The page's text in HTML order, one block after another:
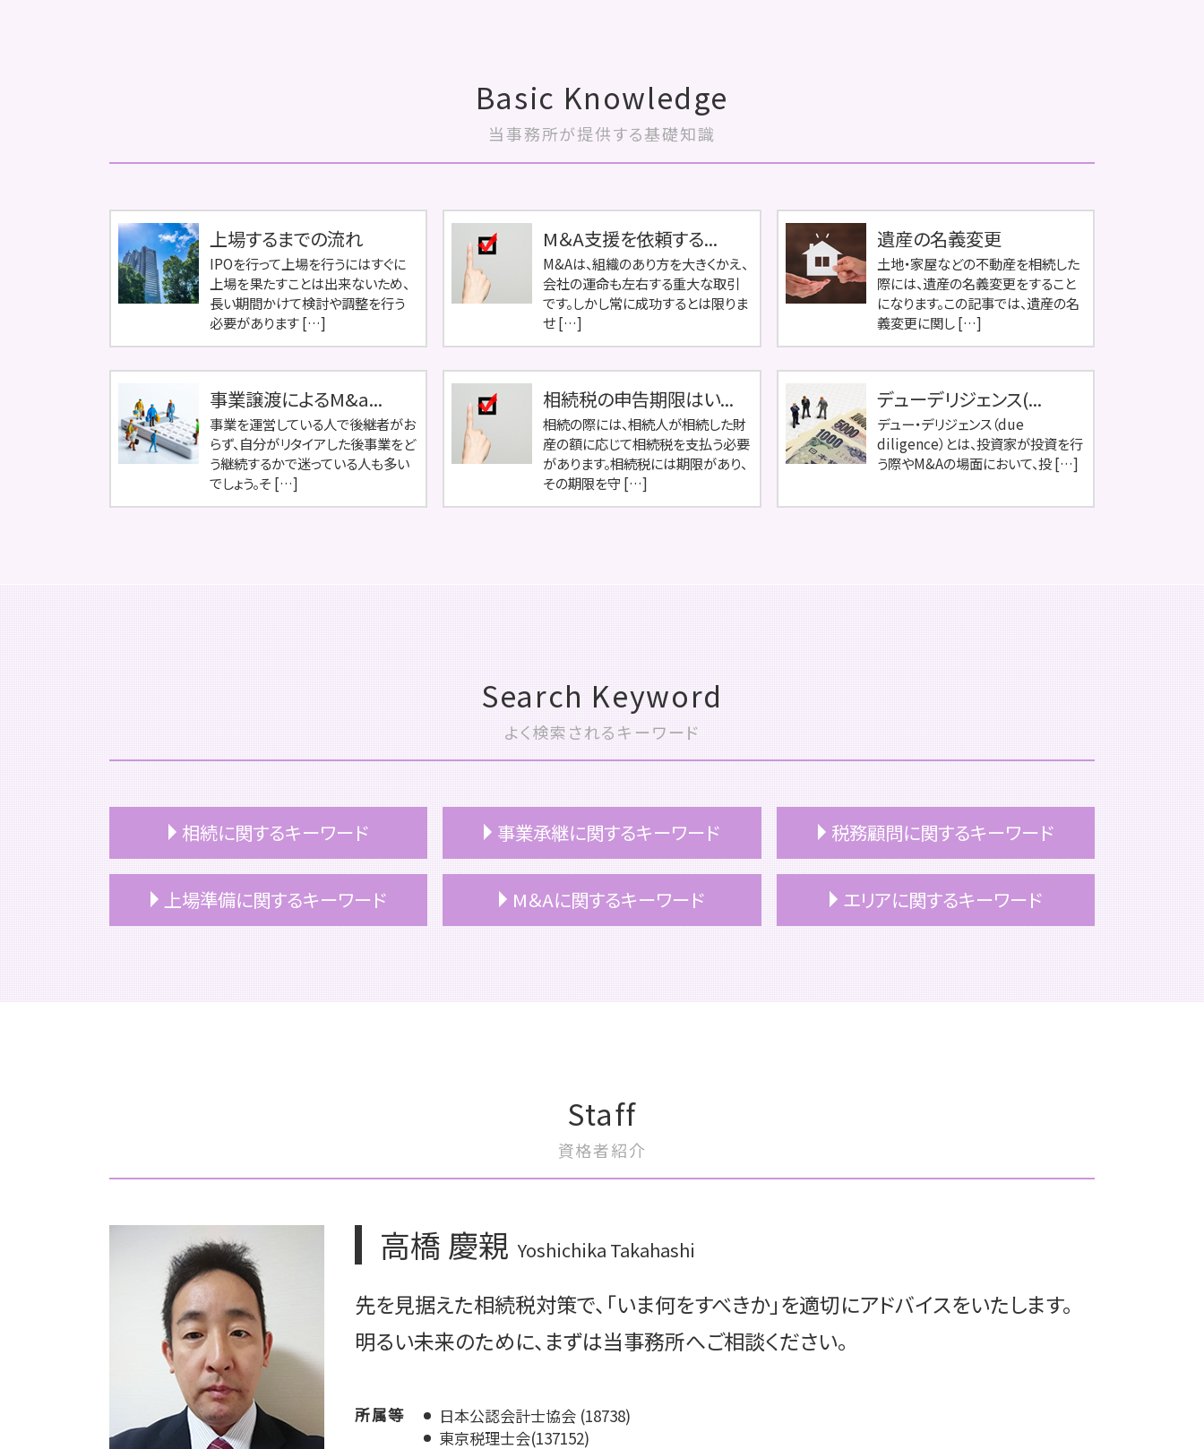
Basic Knowledge
当事務所が提供する基礎知識
上場するまでの流れ
IPOを行って上場を行うにはすぐに
上場を果たすことは出来ないため、
長い期間かけて検討や調整を行う
必要があります […]
M＆A支援を依頼する...
M&Aは、組織のあり方を大きくかえ、
会社の運命も左右する重大な取引
です。しかし常に成功するとは限りま
せ […]
遺産の名義変更
土地・家屋などの不動産を相続した
際には、遺産の名義変更をすること
になります。この記事では、遺産の名
義変更に関し […]
事業譲渡によるM&a...
事業を運営している人で後継者がお
らず、自分がリタイアした後事業をど
う継続するかで迷っている人も多い
でしょう。そ […]
相続税の申告期限はい...
相続の際には、相続人が相続した財
産の額に応じて相続税を支払う必要
があります。相続税には期限があり、
その期限を守 […]
デューデリジェンス(...
デュー・デリジェンス（due
diligence）とは、投資家が投資を行
う際やM&Aの場面において、投 […]
Search Keyword
よく検索されるキーワード
相続に関するキーワード
相続 不動産
相続税 2割加算
相続税 配偶者控除
相続 所得税
相続放棄
相続 確定申告
相続税 障害者控除
事業承継に関するキーワード
事業承継 方法
事業承継 計画
事業承継 税金
事業承継 事業継承
自社株式 評価
事業承継 進め方
事業承継 計画書
事業承継 スケジュール
事業承継 相談
税務顧問に関するキーワード
税理士 顧問契約 変更
顧問契約 中小企業
税理士 顧問契約 メリット
税務顧問 会計士
上場準備に関するキーワード
上場準備 種類株式
上場準備 売上
上場準備 総務
ipo メリット
上場 利点
上場 コンサル
上場 ipo 違い
上場準備 監査役
M＆Aに関するキーワード
買収監査 目的
m&a 売りたい
m&a メリット デメリット
m&a 税理士
m&a おすすめ
m&a 種類
株式譲渡 消費税
事業譲渡 従業員
m&a 案件
エリアに関するキーワード
文京区 上場準備
港区 相続
文京区 相続対策
港区 買収監査
Staff
資格者紹介
高橋 慶親 Yoshichika Takahashi
先を見据えた相続税対策で、「いま何をすべきか」を適切にアドバイスをいたします。
明るい未来のために、まずは当事務所へご相談ください。
所属等
日本公認会計士協会 (18738)
東京税理士会(137152)